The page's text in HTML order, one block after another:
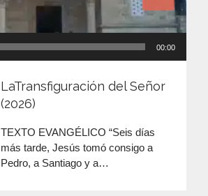
00:00
LaTransfiguración del Señor
(2026)
TEXTO EVANGÉLICO “Seis días
más tarde, Jesús tomó consigo a
Pedro, a Santiago y a…